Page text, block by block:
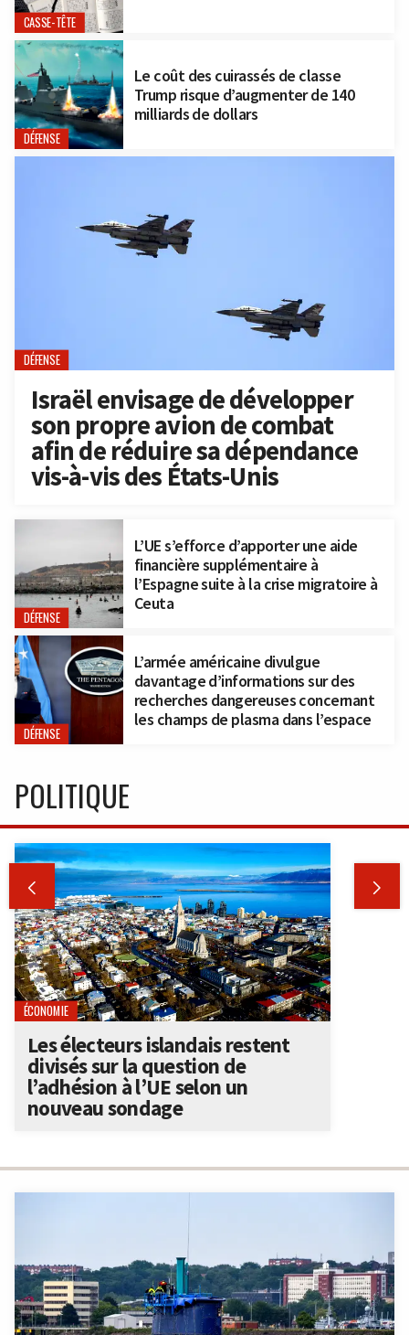
CASSE-TÊTE
DÉFENSE
Le coût des cuirassés de classe
Trump risque d’augmenter de 140
milliards de dollars
DÉFENSE
Israël envisage de développer
son propre avion de combat
afin de réduire sa dépendance
vis-à-vis des États-Unis
DÉFENSE
L’UE s’efforce d’apporter une aide
financière supplémentaire à
l’Espagne suite à la crise migratoire à
Ceuta
DÉFENSE
L’armée américaine divulgue
davantage d’informations sur des
recherches dangereuses concernant
les champs de plasma dans l’espace
POLITIQUE
 
ÉCONOMIE
Les électeurs islandais restent
divisés sur la question de
l’adhésion à l’UE selon un
nouveau sondage